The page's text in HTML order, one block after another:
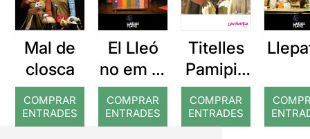
Mal de
closca
COMPRAR
ENTRADES
El Lleó
no em fa
por
COMPRAR
ENTRADES
Titelles
Pamipip
a: El
gegant
del pi
COMPRAR
ENTRADES